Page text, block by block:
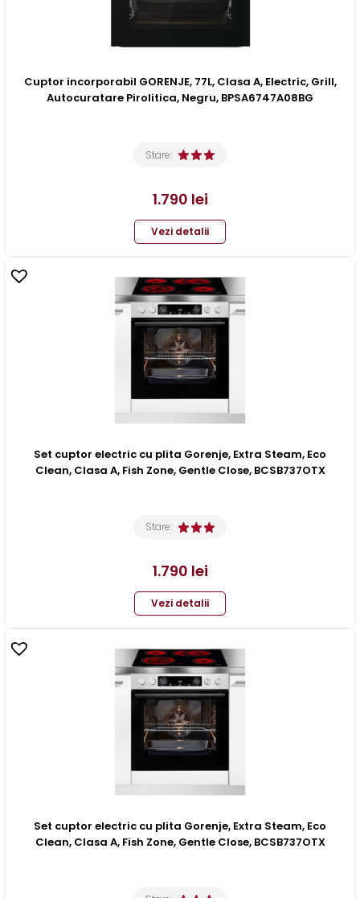
Cuptor incorporabil GORENJE, 77L, Clasa A, Electric, Grill,
Autocuratare Pirolitica, Negru, BPSA6747A08BG
Stare:
1.790 lei
Vezi detalii
Set cuptor electric cu plita Gorenje, Extra Steam, Eco
Clean, Clasa A, Fish Zone, Gentle Close, BCSB737OTX
Stare:
1.790 lei
Vezi detalii
Set cuptor electric cu plita Gorenje, Extra Steam, Eco
Clean, Clasa A, Fish Zone, Gentle Close, BCSB737OTX